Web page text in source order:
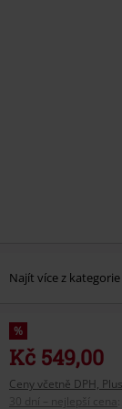
Najít více z
%
Kč 549,00
Ceny včetně DPH,
30 dní – nejlepší cena